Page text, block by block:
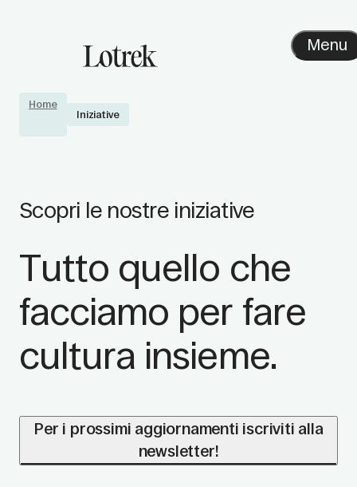
Menu
Home
Iniziative
Scopri le nostre iniziative
Tutto quello che
facciamo per fare
cultura insieme.
Per i prossimi aggiornamenti iscriviti alla
newsletter!